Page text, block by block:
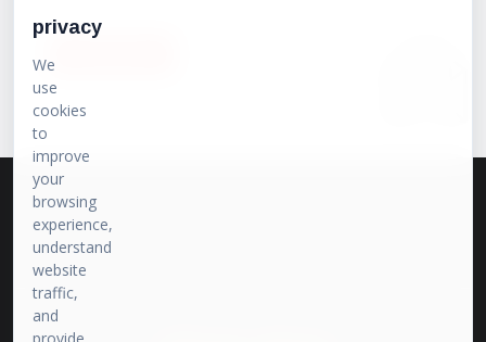
privacy
We
use
cookies
to
improve
your
browsing
experience,
understand
website
traffic,
and